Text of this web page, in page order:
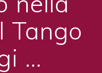
Tango
…